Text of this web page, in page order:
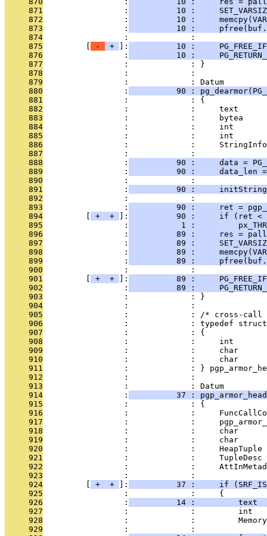
     871
                 :
10 :
     872
                 :
10 :
     873
                 :
10 :
     874
                 :             :
     875
- + ]:
10 :
     876
                 :
10 :
     877
                 :             : }
     878
                 :             :
     879
                 :             : Datum
     880
                 :
90 :
     881
                 :             : {
     882
:             :     text
     883
:             :     bytea
     884
:             :     int
     885
:             :     int
     886
:             :
     887
                 :             :
     888
                 :
90 :     data =
     889
                 :
90 :     data_len
     890
                 :             :
     891
                 :
90 :
     892
                 :             :
     893
                 :
90 :     ret =
     894
+ + ]:
90 :     if (ret <
     895
                 :
1 :
     896
                 :
89 :     res =
     897
                 :
89 :
     898
                 :
89 :
     899
                 :
89 :
     900
                 :             :
     901
+ + ]:
89 :
     902
                 :
89 :
     903
                 :             : }
     904
                 :             :
     905
:             : /* cross-
     906
                 :             : typedef struct
     907
                 :             : {
     908
:             :     int
     909
:             :     char
     910
:             :     char
     911
:             : }
     912
                 :             :
     913
                 :             : Datum
     914
                 :
37 :
     915
                 :             : {
     916
:             :
     917
:             :
     918
:             :     char
     919
:             :     char
     920
:             :     HeapTuple
     921
:             :     TupleDesc
     922
:             :
     923
                 :             :
     924
+ + ]:
37 :     if
     925
                 :             :     {
     926
                 :
14 :         text
     927
:             :         int
     928
:             :
     929
                 :             :